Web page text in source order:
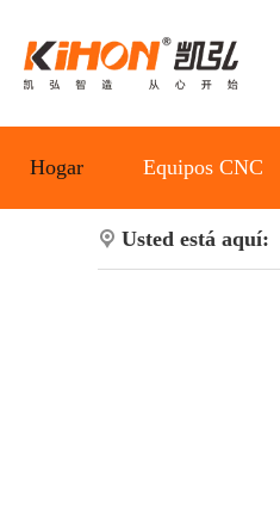
Hogar Equipos CNC
Usted está aquí: